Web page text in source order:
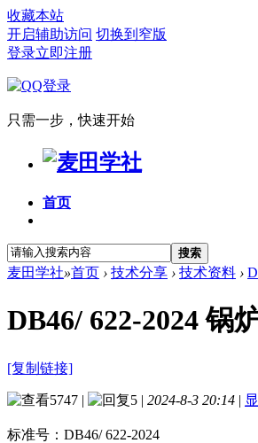
收藏本站
开启辅助访问 切换到窄版
登录立即注册
只需一步，快速开始
首页
搜索
麦田学社»首页 › 技术分享 › 技术资料 ›
DB46/ 622-2024 锅
[复制链接]
5747 | 5 | 2024-8-3 20:14 |
标准号： DB46/ 622-2024